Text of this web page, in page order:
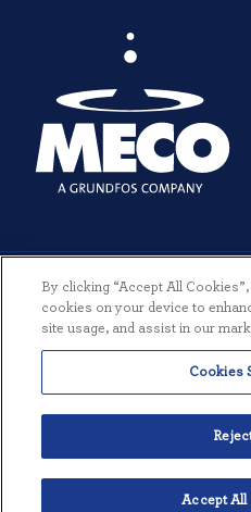
© 2026 MECO INCORPORATED.
VILKÅR OG BETINGELSER |
THREESIXTYEIGHT
By clicking “Accept All
cookies on your device to
site usage, and assist in our
Cookies
Accept All